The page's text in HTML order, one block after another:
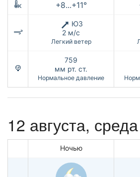
к +8...+11°
ЮЗ
2 м/с
Легкий ветер
759
мм рт. ст.
Нормальное давление
12 августа, среда
Ночью